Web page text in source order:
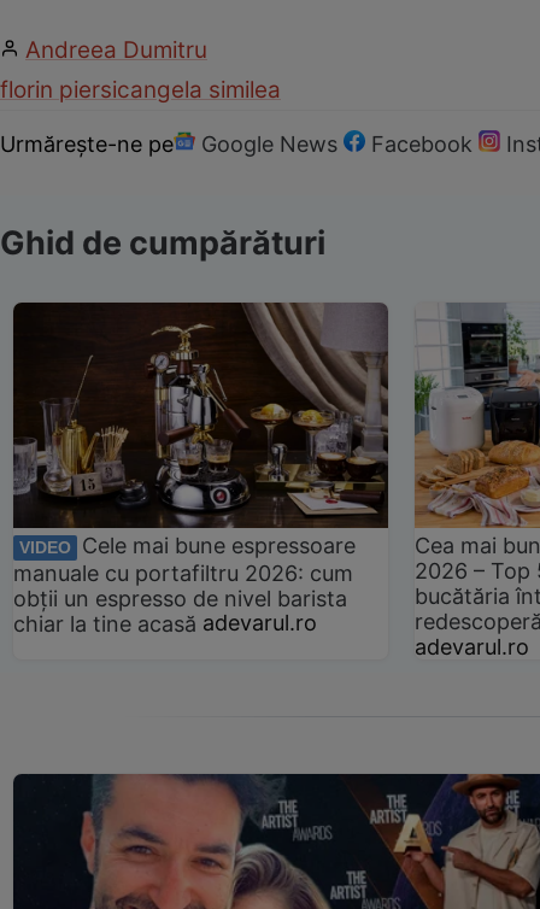
Andreea Dumitru
florin piersicangela similea
Urmărește-ne pe Google News Facebook
Ghid de cumpărături
VIDEO
Cele mai bune espressoare
manuale cu portafiltru 2026: cum
obții un espresso de nivel barista
chiar la tine acasă adevarul.ro
Cea mai
2026 –
bucătăria
adevarul.ro